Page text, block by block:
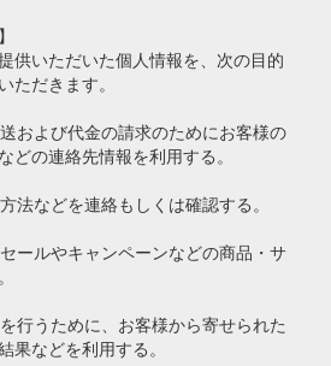
供いただいた個人情報を、次の目的
ただきます。
および代金の請求のためにお客様の
どの連絡先情報を利用する。
法などを連絡もしくは確認する。
ールやキャンペーンなどの商品・サ
行うために、お客様から寄せられた
果などを利用する。